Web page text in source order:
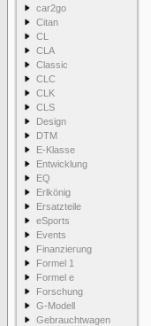
car2go
Citan
CL
CLA
Classic
CLC
CLK
CLS
Design
DTM
E-Klasse
Entwicklung
EQ
Erlkönig
Ersatzteile
eSports
Events
Finanzierung
Formel 1
Formel e
Forschung
G-Modell
Gebrauchtwagen